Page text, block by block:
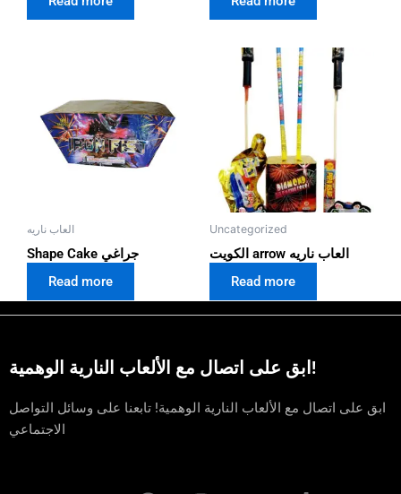
العاب ناريه
Shape Cake جراغي
Read more
Uncategorized
الكويت arrow العاب ناريه
Read more
ابق على اتصال مع الألعاب النارية الوهمية!
ابق على اتصال مع الألعاب النارية الوهمية! تابعنا على وسائل التواصل
الاجتماعي